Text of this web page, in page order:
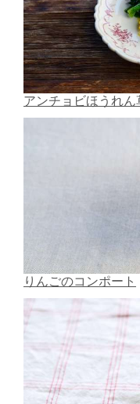
アンチョビほうれ
りんごのコンポート